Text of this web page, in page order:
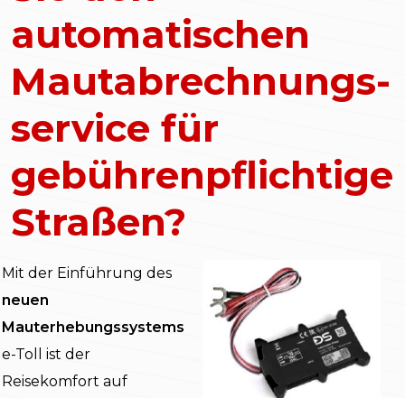
automatischen
Mautabrechnungs-
service für
gebührenpflichtige
Straßen?
Mit der Einführung des
neuen
Mauterhebungssystems
e-Toll ist der
Reisekomfort auf